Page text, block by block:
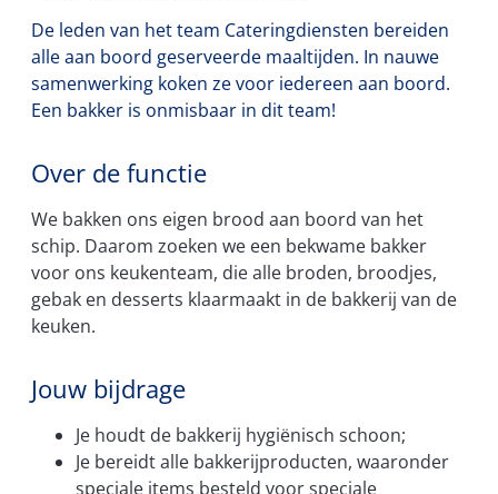
De leden van het team Cateringdiensten bereiden
alle aan boord geserveerde maaltijden. In nauwe
samenwerking koken ze voor iedereen aan boord.
Een bakker is onmisbaar in dit team!
Over de functie
We bakken ons eigen brood aan boord van het
schip. Daarom zoeken we een bekwame bakker
voor ons keukenteam, die alle broden, broodjes,
gebak en desserts klaarmaakt in de bakkerij van de
keuken.
Jouw bijdrage
Je houdt de bakkerij hygiënisch schoon;
Je bereidt alle bakkerijproducten, waaronder
speciale items besteld voor speciale